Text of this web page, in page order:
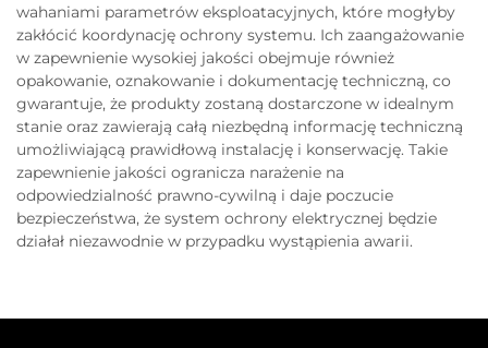
wahaniami parametrów eksploatacyjnych, które mogłyby
zakłócić koordynację ochrony systemu. Ich zaangażowanie
w zapewnienie wysokiej jakości obejmuje również
opakowanie, oznakowanie i dokumentację techniczną, co
gwarantuje, że produkty zostaną dostarczone w idealnym
stanie oraz zawierają całą niezbędną informację techniczną
umożliwiającą prawidłową instalację i konserwację. Takie
zapewnienie jakości ogranicza narażenie na
odpowiedzialność prawno-cywilną i daje poczucie
bezpieczeństwa, że system ochrony elektrycznej będzie
działał niezawodnie w przypadku wystąpienia awarii.